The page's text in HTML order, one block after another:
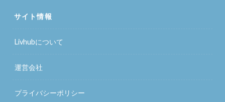
サイト情報
Livhubについて
運営会社
プライバシーポリシー